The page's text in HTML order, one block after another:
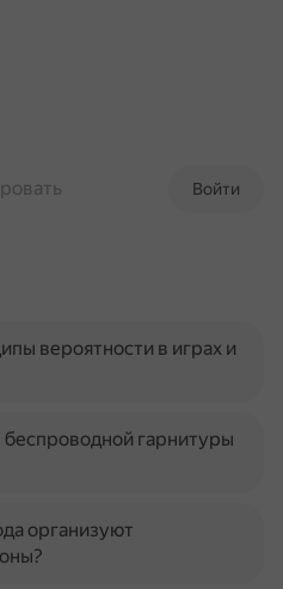
Войти
вероятности в играх и
гарнитуры
организуют